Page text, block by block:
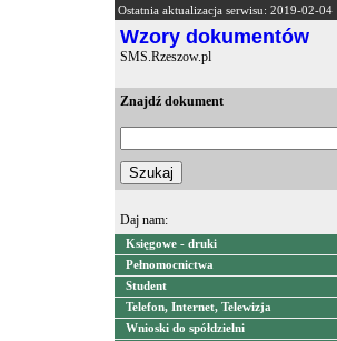
Ostatnia aktualizacja serwisu: 2019-02-04
Wzory dokumentów
SMS.Rzeszow.pl
Znajdź dokument
Daj nam:
Księgowe - druki
Pełnomocnictwa
Student
Telefon, Internet, Telewizja
Wnioski do spółdzielni